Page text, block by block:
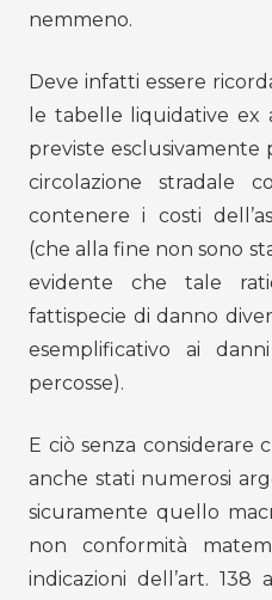
nemmeno.
Deve infatti essere
le tabelle liquidative ex
previste esclusivamente
circolazione stradale
contenere i costi
(che alla fine non sono
evidente che tale
fattispecie di danno
esemplificativo ai
percosse).
E ciò senza considerare
anche stati numerosi
sicuramente quello
non conformità
indicazioni dell’art.